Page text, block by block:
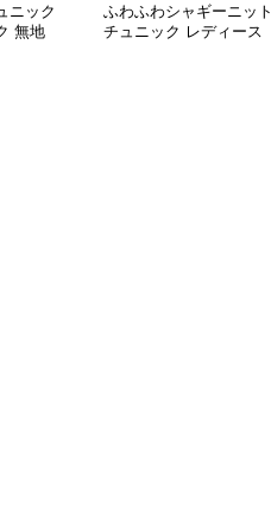
ニック
無地
ふわふわシャギーニット
チュニック レディース